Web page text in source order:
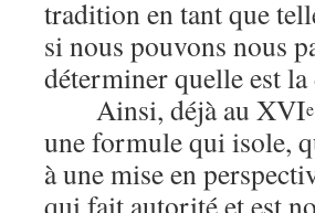
tradition en tant que
si nous pouvons nous
déterminer quelle est
Ainsi, déjà au XVIe
une formule qui isole,
à une mise en
qui fait autorité et est